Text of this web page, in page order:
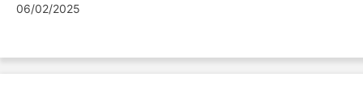
06/02/2025